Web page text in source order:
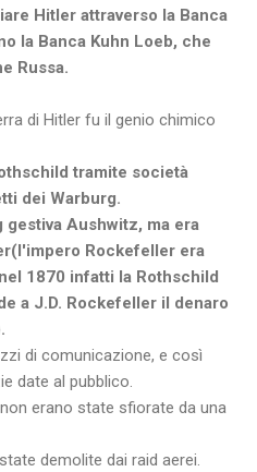
Hitler attraverso la Banca
la Banca Kuhn Loeb, che
Russa.
di Hitler fu il genio chimico
tramite società
dei Warburg.
gestiva Aushwitz, ma era
Rockefeller era
1870 infatti la Rothschild
a J.D. Rockefeller il denaro
di comunicazione, e così
date al pubblico.
erano state sfiorate da una
demolite dai raid aerei.